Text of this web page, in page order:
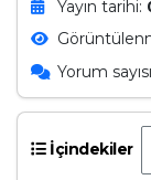
Yayın tarihi:
Yorum
İçindekiler